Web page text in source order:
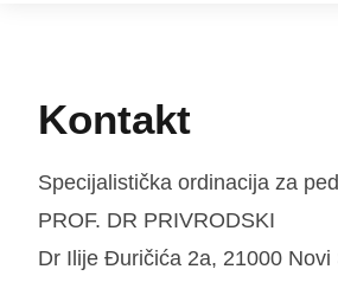
Kontakt
Specijalistička ordinacija za
PROF. DR PRIVRODSKI
Dr Ilije Đuričića 2a, 21000 Novi